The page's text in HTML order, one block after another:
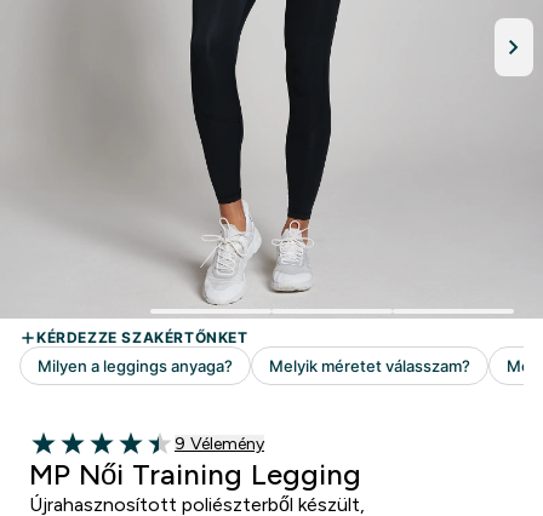
4.44 out of 5 stars
9 customer reviews
9 Vélemény
MP Női Training Legging
Újrahasznosított poliészterből készült,